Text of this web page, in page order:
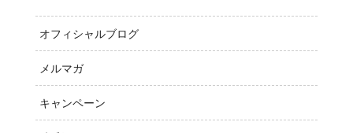
オフィシャルブログ
メルマガ
キャンペーン